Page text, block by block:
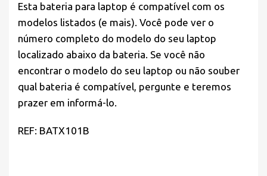
Esta bateria para laptop é compatível com os
modelos listados (e mais). Você pode ver o
número completo do modelo do seu laptop
localizado abaixo da bateria. Se você não
encontrar o modelo do seu laptop ou não souber
qual bateria é compatível, pergunte e teremos
prazer em informá-lo.
REF: BATX101B